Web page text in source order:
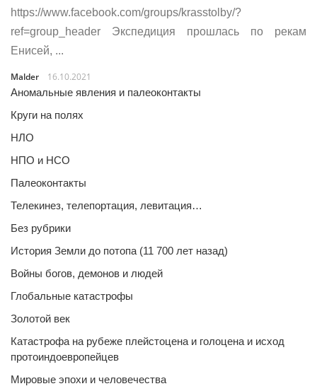
https://www.facebook.com/groups/krasstolby/?
ref=group_header Экспедиция прошлась по рекам
Енисей, ...
Malder
16.10.2021
Аномальные явления и палеоконтакты
Круги на полях
НЛО
НПО и НСО
Палеоконтакты
Телекинез, телепортация, левитация…
Без рубрики
История Земли до потопа (11 700 лет назад)
Войны богов, демонов и людей
Глобальные катастрофы
Золотой век
Катастрофа на рубеже плейстоцена и голоцена и исход
протоиндоевропейцев
Мировые эпохи и человечества